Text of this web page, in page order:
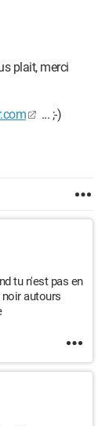
plait, merci
... ;-)
tu n'est pas en
noir autours